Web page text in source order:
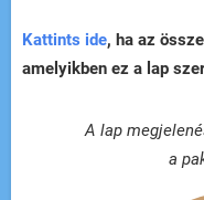
Kattints ide, ha az
amelyikben ez a lap
A lap
a